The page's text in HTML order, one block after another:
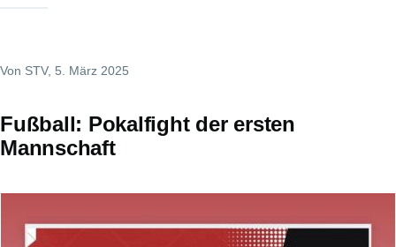
Von STV, 5. März 2025
Fußball: Pokalfight der ersten
Mannschaft